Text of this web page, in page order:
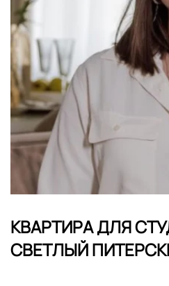
КВАРТИРА ДЛЯ
СВЕТЛЫЙ